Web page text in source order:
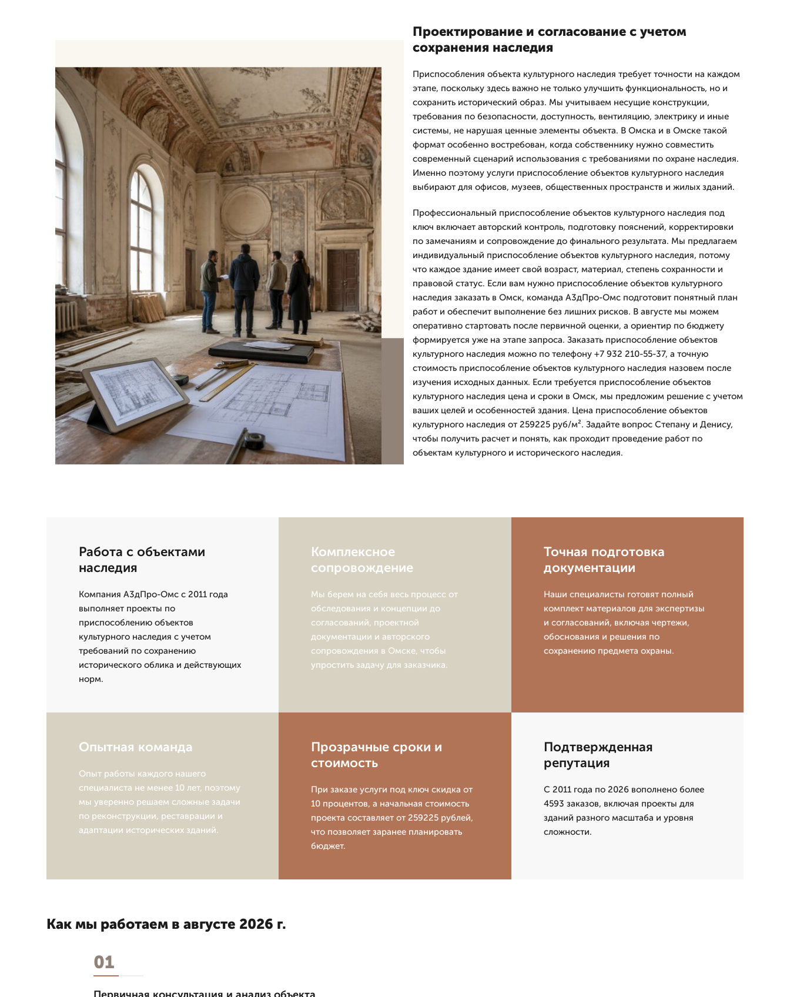
Проектирование и согласование с учетом
сохранения наследия
Приспособления объекта культурного наследия требует точности на каждом
этапе, поскольку здесь важно не только улучшить функциональность, но и
сохранить исторический образ. Мы учитываем несущие конструкции,
требования по безопасности, доступность, вентиляцию, электрику и иные
системы, не нарушая ценные элементы объекта. В Омска и в Омске такой
формат особенно востребован, когда собственнику нужно совместить
современный сценарий использования с требованиями по охране наследия.
Именно поэтому услуги приспособление объектов культурного наследия
выбирают для офисов, музеев, общественных пространств и жилых зданий.
Профессиональный приспособление объектов культурного наследия под
ключ включает авторский контроль, подготовку пояснений, корректировки
по замечаниям и сопровождение до финального результата. Мы предлагаем
индивидуальный приспособление объектов культурного наследия, потому
что каждое здание имеет свой возраст, материал, степень сохранности и
правовой статус. Если вам нужно приспособление объектов культурного
наследия заказать в Омск, команда А3дПро-Омс подготовит понятный план
работ и обеспечит выполнение без лишних рисков. В августе мы можем
оперативно стартовать после первичной оценки, а ориентир по бюджету
формируется уже на этапе запроса. Заказать приспособление объектов
культурного наследия можно по телефону +7 932 210-55-37, а точную
стоимость приспособление объектов культурного наследия назовем после
изучения исходных данных. Если требуется приспособление объектов
культурного наследия цена и сроки в Омск, мы предложим решение с учетом
ваших целей и особенностей здания. Цена приспособление объектов
культурного наследия от 259225 руб/м². Задайте вопрос Степану и Денису,
чтобы получить расчет и понять, как проходит проведение работ по
объектам культурного и исторического наследия.
Работа с объектами
наследия
Компания А3дПро-Омс с 2011 года
выполняет проекты по
приспособлению объектов
культурного наследия с учетом
требований по сохранению
исторического облика и действующих
норм.
Комплексное
сопровождение
Мы берем на себя весь процесс от
обследования и концепции до
согласований, проектной
документации и авторского
сопровождения в Омске, чтобы
упростить задачу для заказчика.
Точная подготовка
документации
Наши специалисты готовят полный
комплект материалов для экспертизы
и согласований, включая чертежи,
обоснования и решения по
сохранению предмета охраны.
Опытная команда
Опыт работы каждого нашего
специалиста не менее 10 лет, поэтому
мы уверенно решаем сложные задачи
по реконструкции, реставрации и
адаптации исторических зданий.
Прозрачные сроки и
стоимость
При заказе услуги под ключ скидка от
10 процентов, а начальная стоимость
проекта составляет от 259225 рублей,
что позволяет заранее планировать
бюджет.
Подтвержденная
репутация
С 2011 года по 2026 вополнено более
4593 заказов, включая проекты для
зданий разного масштаба и уровня
сложности.
Как мы работаем в августе 2026 г.
01